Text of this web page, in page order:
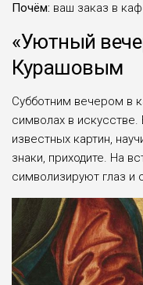
Почём: ваш заказ в
«Уютный
Курашовым
Субботним вечером в
символах в искусстве.
известных картин,
знаки, приходите. На
символизируют глаз и